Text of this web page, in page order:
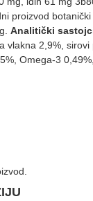
proizvod
Analitički
vlakna 2,9%, sirovi
Omega-3